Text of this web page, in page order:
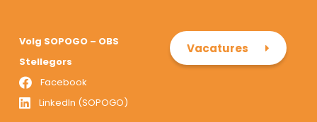
Volg SOPOGO – OBS
Stellegors
Facebook
LinkedIn (SOPOGO)
Vacatures